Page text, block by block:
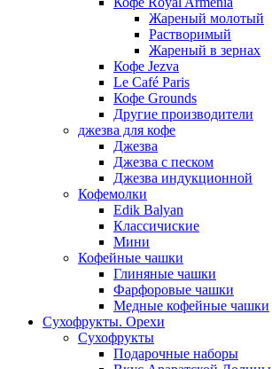
Жареный молотый
Растворимый
Жареный в зернах
Кофе Jezva
Le Café Paris
Кофе Grounds
Другие производители
джезва для кофе
Джезва
Джезва с песком
Джезва индукционной
Кофемолки
Edik Balyan
Классичиские
Мини
Кофейные чашки
Глиняные чашки
Фарфоровые чашки
Медные кофейные чашки
Сухофрукты. Орехи
Сухофрукты
Подарочные наборы